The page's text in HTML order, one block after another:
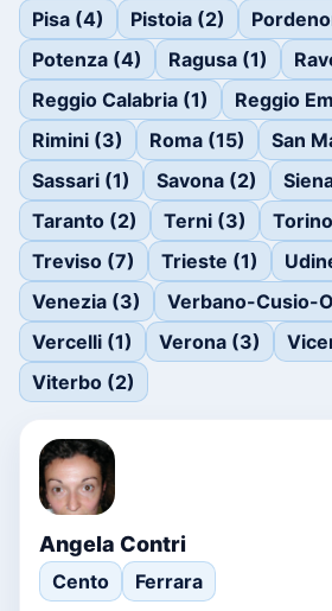
Pisa (4)
Pistoia (2)
Potenza (4)
Ragusa (1)
Reggio Calabria (1)
Reggio
Rimini (3)
Roma (15)
San
Sassari (1)
Savona (2)
Taranto (2)
Terni (3)
Treviso (7)
Trieste (1)
Venezia (3)
Verbano-Cusio-
Vercelli (1)
Verona (3)
Viterbo (2)
Angela Contri
Cento Ferrara